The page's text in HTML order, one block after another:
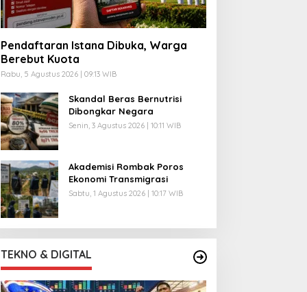
Pendaftaran Istana Dibuka, Warga
Berebut Kuota
Rabu, 5 Agustus 2026 | 09:13 WIB
Skandal Beras Bernutrisi
Dibongkar Negara
Senin, 3 Agustus 2026 | 10:11 WIB
Akademisi Rombak Poros
Ekonomi Transmigrasi
Sabtu, 1 Agustus 2026 | 10:17 WIB
TEKNO & DIGITAL